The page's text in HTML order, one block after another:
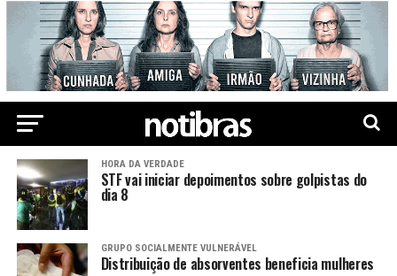
HORA DA VERDADE
STF vai iniciar depoimentos sobre golpistas do
dia 8
GRUPO SOCIALMENTE VULNERÁVEL
Distribuição de absorventes beneficia mulheres